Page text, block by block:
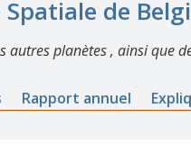
de
planètes , ainsi que
Rapport annuel